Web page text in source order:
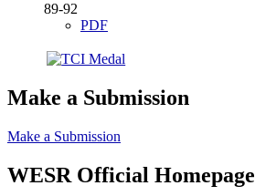
89-92
PDF
Make a Submission
Make a Submission
WESR Official Homepage